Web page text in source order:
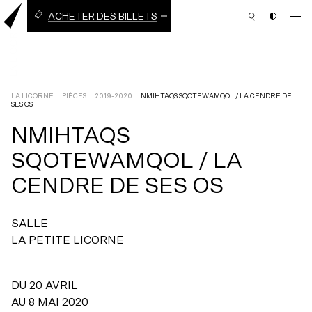
ACHETER DES BILLETS
PROGRAMMATION
BILLETTERIE
NOUS APPUYER
LA LICORNE PIÈCES 2019-2020
NMIHTAQS SQOTEWAMQOL / LA CENDRE DE
SES OS
NMIHTAQS
SQOTEWAMQOL / LA
CENDRE DE SES OS
SALLE
LA PETITE LICORNE
DU 20 AVRIL
AU 8 MAI 2020